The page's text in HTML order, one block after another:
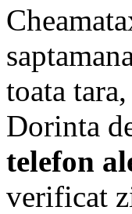
toata
Dorinta
telefon
verificat